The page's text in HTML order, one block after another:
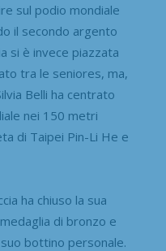
sul podio mondiale
il secondo argento
si è invece piazzata
tra le seniores, ma,
Belli ha centrato
nei 150 metri
di Taipei Pin-Li He e
ha chiuso la sua
di bronzo e
bottino personale.